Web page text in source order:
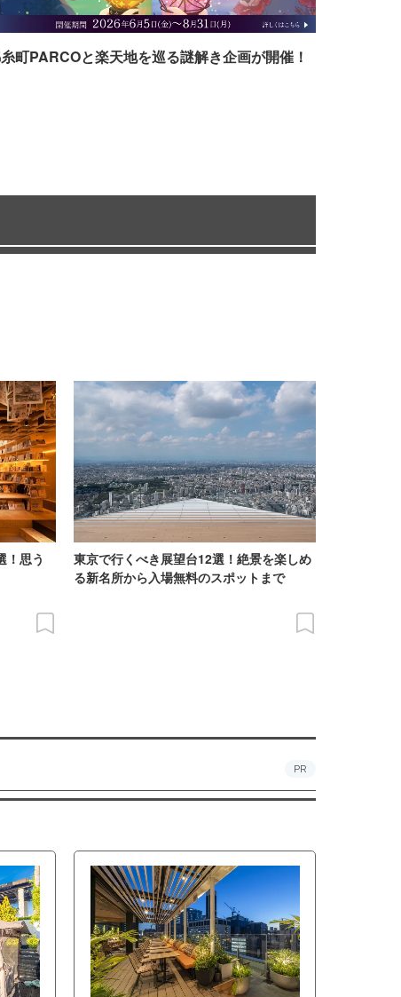
町PARCOと楽天地を巡る謎解き企画が開催！
！思う
東京で行くべき展望台12選！絶景を楽しめ
る新名所から入場無料のスポットまで
PR